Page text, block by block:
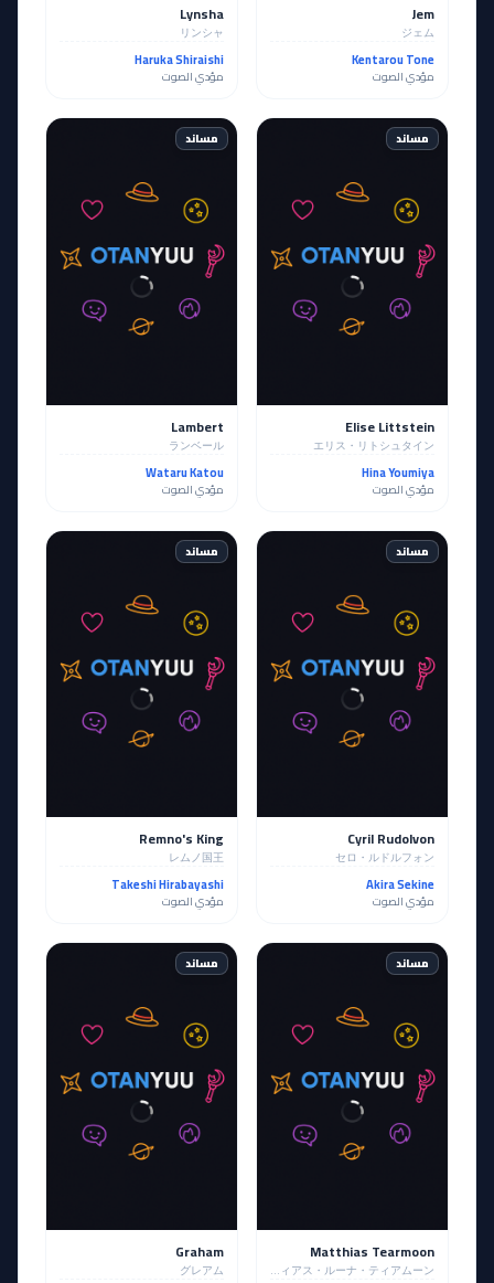
Jem
ジェム
Kentarou Tone
مؤدي الصوت
Lynsha
リンシャ
Haruka Shiraishi
مؤدي الصوت
مساند
Elise Littstein
エリス・リトシュタイン
Hina Youmiya
مؤدي الصوت
مساند
Lambert
ランベール
Wataru Katou
مؤدي الصوت
مساند
Cyril Rudolvon
セロ・ルドルフォン
Akira Sekine
مؤدي الصوت
مساند
Remno's King
レムノ国王
Takeshi Hirabayashi
مؤدي الصوت
مساند
Matthias Tearmoon
マティアス・ルーナ・ティアムーン
مساند
Graham
グレアム